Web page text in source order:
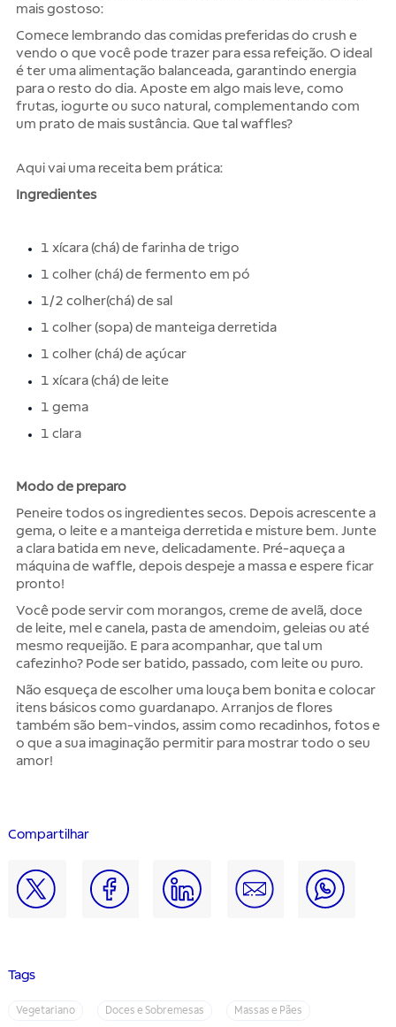
Compartilhar
Tags
Vegetariano Doces e Sobremesas Massas e Pães
mais gostoso:
Comece lembrando das comidas preferidas do crush e
vendo o que você pode trazer para essa refeição. O ideal
é ter uma alimentação balanceada, garantindo energia
para o resto do dia. Aposte em algo mais leve, como
frutas, iogurte ou suco natural, complementando com
um prato de mais sustância. Que tal waffles?
Aqui vai uma receita bem prática:
Ingredientes
1 xícara (chá) de farinha de trigo
1 colher (chá) de fermento em pó
1/2 colher(chá) de sal
1 colher (sopa) de manteiga derretida
1 colher (chá) de açúcar
1 xícara (chá) de leite
1 gema
1 clara
Modo de preparo
Peneire todos os ingredientes secos. Depois acrescente a
gema, o leite e a manteiga derretida e misture bem. Junte
a clara batida em neve, delicadamente. Pré-aqueça a
máquina de waffle, depois despeje a massa e espere ficar
pronto!
Você pode servir com morangos, creme de avelã, doce
de leite, mel e canela, pasta de amendoim, geleias ou até
mesmo requeijão. E para acompanhar, que tal um
cafezinho? Pode ser batido, passado, com leite ou puro.
Não esqueça de escolher uma louça bem bonita e colocar
itens básicos como guardanapo. Arranjos de flores
também são bem-vindos, assim como recadinhos, fotos e
o que a sua imaginação permitir para mostrar todo o seu
amor!